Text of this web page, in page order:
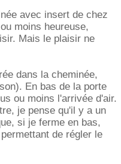
avec insert de chez
moins heureuse,
Mais le plaisir ne
dans la cheminée,
En bas de la porte
ou moins l'arrivée d'air.
je pense qu'il y a un
si je ferme en bas,
de régler le